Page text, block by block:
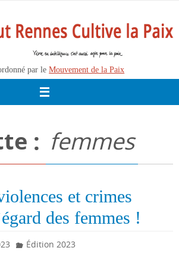
par leMouvement de la Paix
: femmes
et crimes
des femmes !
Édition 2023